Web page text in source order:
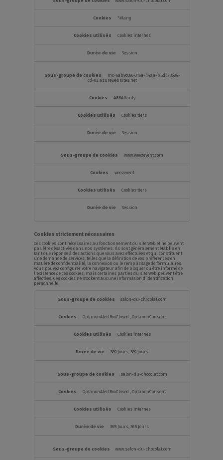
*#lang
Cookies internes
Session
mc-6ab9c086-316a-44aa-b5d4-8684-
cd-02.azurewebsites.net
ARRAffinity
Cookies tiers
Session
www.weezevent.com
weezevent
Cookies tiers
Session
Cookies strictement nécessaires
Ces cookies sont nécessaires au fonctionnement du site Web et ne peuvent
pas être désactivés dans nos systèmes. Ils sont généralement établis en
tant que réponse à des actions que vous avez effectuées et qui constituent
une demande de services, telles que la définition de vos préférences en
matière de confidentialité, la connexion ou le remplissage de formulaires.
Vous pouvez configurer votre navigateur afin de bloquer ou être informé de
l'existence de ces cookies, mais certaines parties du site Web peuvent être
affectées. Ces cookies ne stockent aucune information d’identification
personnelle.
strictement
salon-du-chocolat.com
OptanonAlertBoxClosed OptanonConsent
Cookies internes
389 Jours, 389 Jours
.salon-du-chocolat.com
OptanonAlertBoxClosed OptanonConsent
Cookies internes
365 Jours, 365 Jours
www.salon-du-chocolat.com